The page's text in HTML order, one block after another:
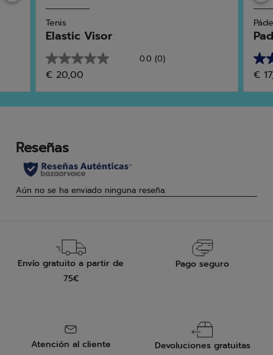
Tenis
Elastic Visor
0.0 (0)
0.0
de
5
estrellas.
€ 20,00
5.0
de
5
€
Envío gratuito a partir de
75€
Pago seguro
Atención al cliente Devoluciones gratuitas